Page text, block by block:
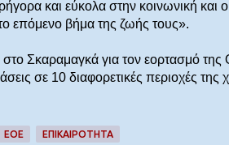
και εύκολα στην κοινωνική
επόμενο βήμα της ζωής τους».
Σκαραμαγκά για τον εορτασμό
σε 10 διαφορετικές περιοχές της
ΕΟΕ ΕΠΙΚΑΙΡΟΤΗΤΑ